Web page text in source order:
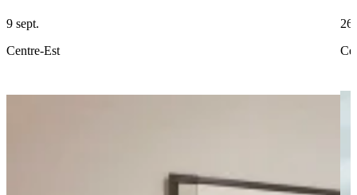
9 sept.
Centre-Est
26